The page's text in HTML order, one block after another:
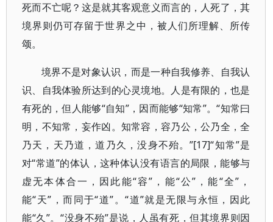
死而不亡呢？这是就其客观意义而言的，人死了，其
境界则仍可存留于世界之中，被人们所理解、所传
颂。
境界不是对象认识，而是一种自我修养、自我认
识、自我体验所达到的心灵境地。人是有限的，也是
有死的，但人能够“自知”，因而能够“知常”。“知常曰
明，不知常，妄作凶。知常容，容乃公，公乃全，全
乃天，天乃道，道乃久，没身不殆。”[17]“知常”是
对“常道”的体认，这种体认没有语言的局限，能够与
虚无本体合一，因此能“容”，能“公”，能“全”，
能“天”，而同于“道”。“道”就是无限与永恒，因此
能“久”。“没身不殆”是说，人虽有死，但其境界则因